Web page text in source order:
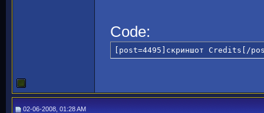
Code:
[post=4495]скриншот Credits[/
02-06-2008, 01:28 AM